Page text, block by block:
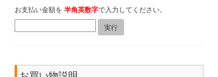
お支払い金額を 半角英数字で入力してください。